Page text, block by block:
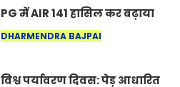
PG में AIR 141 हासिल कर बढ़ाया
शहर का मान
DHARMENDRA BAJPAI
विश्व पर्यावरण दिवस: पेड़ आधारित